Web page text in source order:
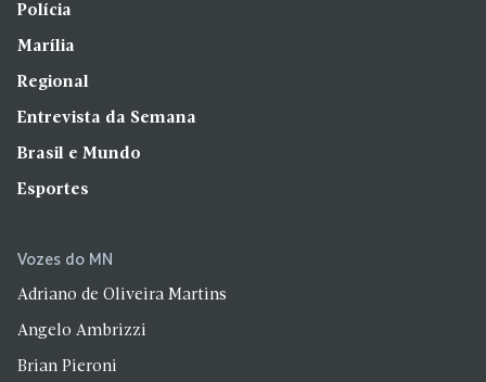
Polícia
Marília
Regional
Entrevista da Semana
Brasil e Mundo
Esportes
Vozes do MN
Adriano de Oliveira Martins
Angelo Ambrizzi
Brian Pieroni